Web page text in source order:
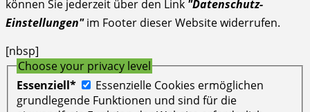
können Sie jederzeit über den Link "Datenschutz-
Einstellungen"im Footer dieser Website widerrufen.
[nbsp]
Choose your privacy level
Essenziell*
Essenzielle Cookies ermöglichen
grundlegende Funktionen und sind für die